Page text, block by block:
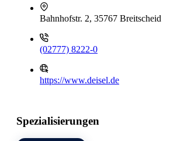
Bahnhofstr. 2, 35767 Breitscheid
(02777) 8222-0
https://www.deisel.de
Spezialisierungen